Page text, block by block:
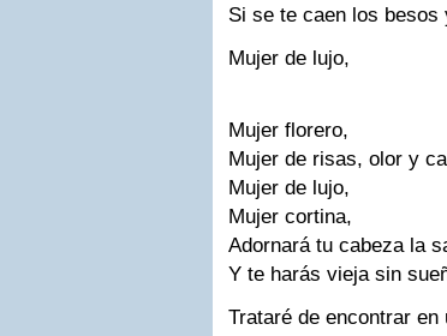
Si se te caen los
Mujer de lujo,
Mujer florero,
Mujer de risas, olor y
Mujer de lujo,
Mujer cortina,
Adornará tu cabeza la
Y te harás vieja sin
Trataré de encontrar